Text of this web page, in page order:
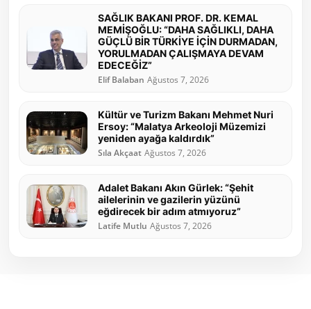
SAĞLIK BAKANI PROF. DR. KEMAL
MEMİŞOĞLU: “DAHA SAĞLIKLI, DAHA
GÜÇLÜ BİR TÜRKİYE İÇİN DURMADAN,
YORULMADAN ÇALIŞMAYA DEVAM
EDECEĞİZ”
Elif Balaban Ağustos 7, 2026
Kültür ve Turizm Bakanı Mehmet Nuri
Ersoy: “Malatya Arkeoloji Müzemizi
yeniden ayağa kaldırdık”
Sıla Akçaat Ağustos 7, 2026
Adalet Bakanı Akın Gürlek: “Şehit
ailelerinin ve gazilerin yüzünü
eğdirecek bir adım atmıyoruz”
Latife Mutlu Ağustos 7, 2026